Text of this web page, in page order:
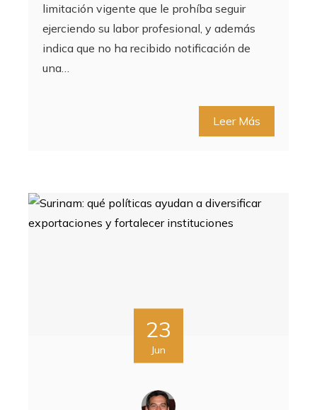
limitación vigente que le prohíba seguir
ejerciendo su labor profesional, y además
indica que no ha recibido notificación de
una…
Leer Más
23
Jun